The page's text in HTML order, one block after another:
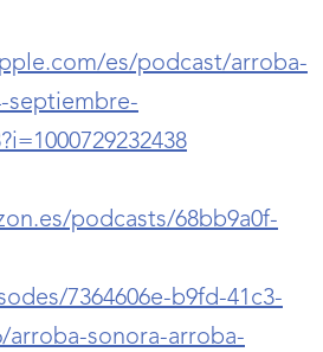
es/podcast/arroba-
septiembre-
podcasts/68bb9a0f-
7364606e-b9fd-41c3-
arroba-sonora-arroba-